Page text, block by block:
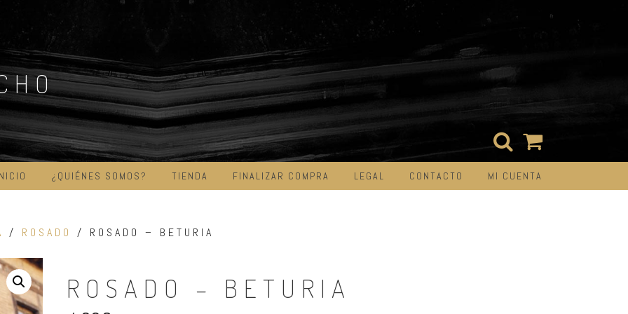
¿QUIÉNES SOMOS? TIENDA FINALIZAR COMPRA LEGAL CONTACTO MI CUENTA
/ ROSADO / ROSADO – BETURIA
ROSADO – BETURIA